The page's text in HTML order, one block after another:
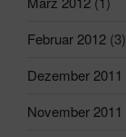
Februar 2012 (3)
Dezember 2011
November 2011